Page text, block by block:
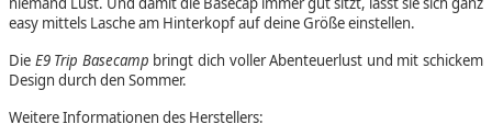
easy mittels Lasche am Hinterkopf auf deine Größe einstellen.
Die E9 Trip Basecamp bringt dich voller Abenteuerlust und mit schickem
Design durch den Sommer.
Weitere Informationen des Herstellers: